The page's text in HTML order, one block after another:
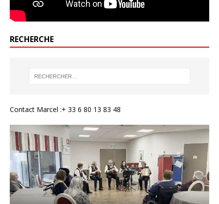
RECHERCHE
Contact Marcel :+ 33 6 80 13 83 48